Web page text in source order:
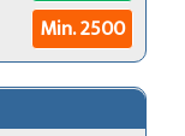
Min. 2500